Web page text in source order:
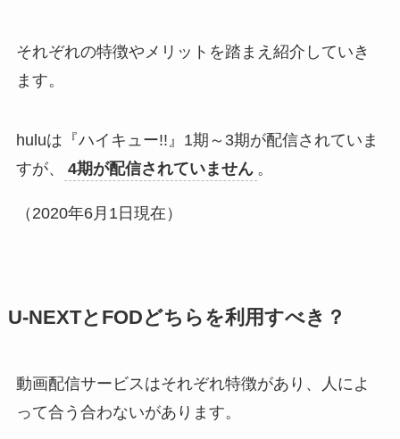
それぞれの特徴やメリットを踏まえ紹介していき
ます。
huluは『ハイキュー!!』1期～3期が配信されていま
すが、
4期が配信されていません 。
（2020年6月1日現在）
U-NEXTとFODどちらを利用すべき？
動画配信サービスはそれぞれ特徴があり、人によ
って合う合わないがあります。